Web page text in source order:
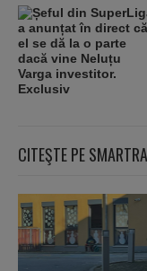
CITEŞTE PE